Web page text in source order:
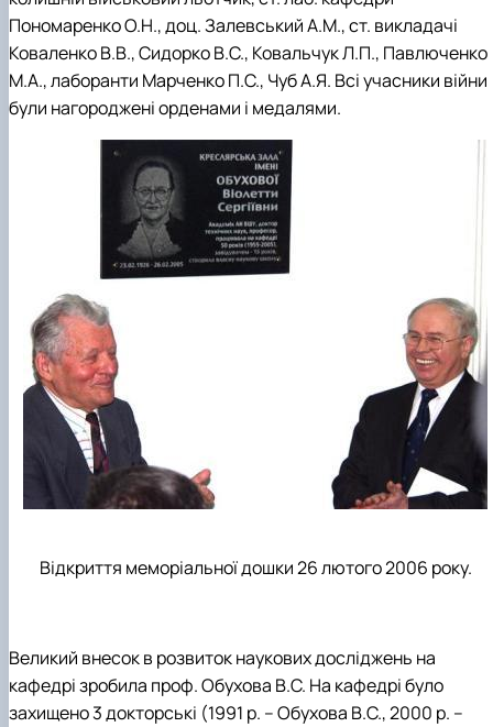
Пономаренко О.Н., доц. Залевський А.М., ст. викладачі
Коваленко В.В., Сидорко В.С., Ковальчук Л.П., Павлюченко
М.А., лаборанти Марченко П.С., Чуб А.Я. Всі учасники війни
були нагороджені орденами і медалями.
Відкриття меморіальної дошки 26 лютого 2006 року.
Великий внесок в розвиток наукових досліджень на
кафедрі зробила проф. Обухова В.С. На кафедрі було
захищено 3 докторські (1991 р. – Обухова В.С., 2000 р. –